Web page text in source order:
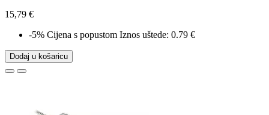
15,79 €
-5% Cijena s popustom Iznos uštede: 0.79 €
Dodaj u košaricu